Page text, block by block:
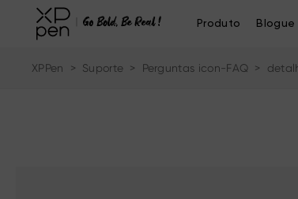
Produto Blogue
XPPen > Suporte > Perguntas icon-FAQ >